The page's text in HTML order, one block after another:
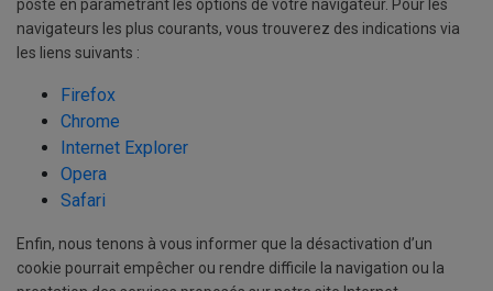
poste en paramétrant les options de votre navigateur. Pour les
navigateurs les plus courants, vous trouverez des indications via
les liens suivants :
Firefox
Chrome
Internet Explorer
Opera
Safari
Enfin, nous tenons à vous informer que la désactivation d’un
cookie pourrait empêcher ou rendre difficile la navigation ou la